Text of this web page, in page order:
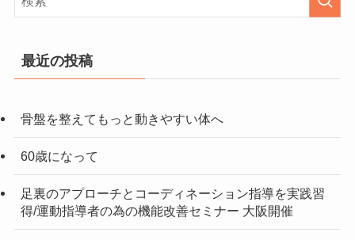
最近の投稿
骨盤を整えてもっと動きやすい体へ
60歳になって
足裏のアプローチとコーディネーション指導を実践習
得/運動指導者の為の機能改善セミナー 大阪開催